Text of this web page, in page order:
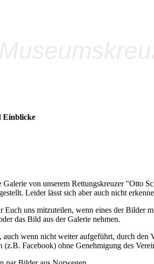
Einblicke
Galerie von unserem Rettungskreuzer "Otto
Leider lässt sich aber auch nicht
Euch uns mitzuteilen, wenn eines der Bilder
das Bild aus der Galerie nehmen.
wenn nicht weiter aufgeführt, durch den
(z.B. Facebook) ohne Genehmigung des